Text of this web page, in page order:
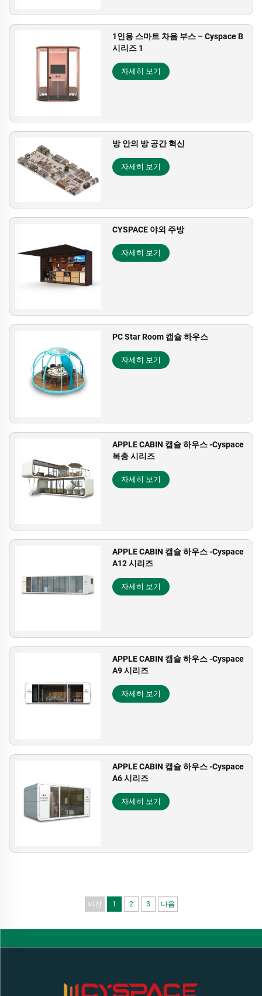
1인용 스마트 차음 부스 – Cyspace B
시리즈 1
자세히 보기
방 안의 방 공간 혁신
자세히 보기
CYSPACE 야외 주방
자세히 보기
PC Star Room 캡슐 하우스
자세히 보기
APPLE CABIN 캡슐 하우스 -Cyspace
복층 시리즈
자세히 보기
APPLE CABIN 캡슐 하우스 -Cyspace
A12 시리즈
자세히 보기
APPLE CABIN 캡슐 하우스 -Cyspace
A9 시리즈
자세히 보기
APPLE CABIN 캡슐 하우스 -Cyspace
A6 시리즈
자세히 보기
이전 1 2 3 다음